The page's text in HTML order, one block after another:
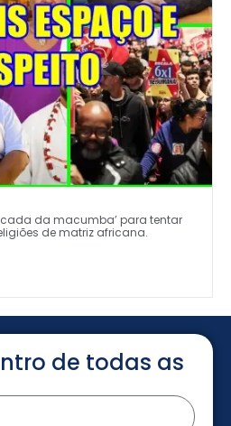
da macumba’ para tentar
de matriz africana.
de todas as